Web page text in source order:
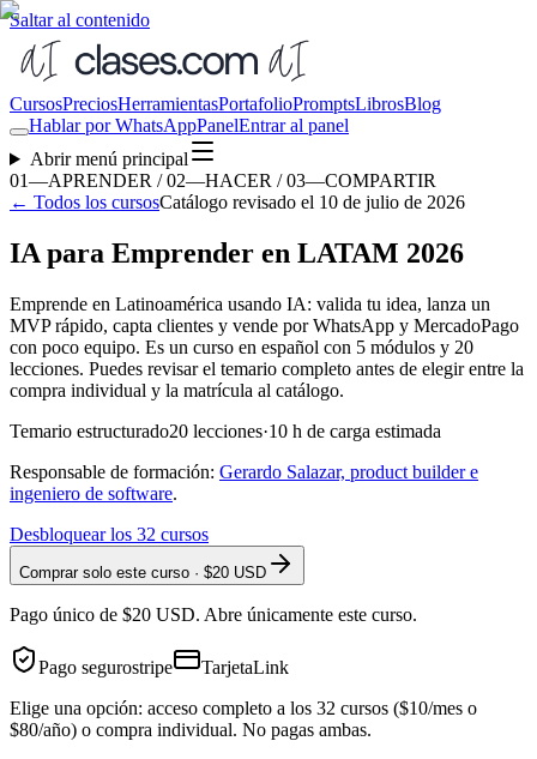
Saltar al contenido
CursosPreciosHerramientasPortafolioPromptsLibrosBlog
Hablar por WhatsAppPanelEntrar al panel
Abrir menú principal
01—APRENDER / 02—HACER / 03—COMPARTIR
← Todos los cursosCatálogo revisado el 10 de julio de 2026
IA para Emprender en LATAM 2026
Emprende en Latinoamérica usando IA: valida tu idea, lanza un
MVP rápido, capta clientes y vende por WhatsApp y MercadoPago
con poco equipo. Es un curso en español con 5 módulos y 20
lecciones. Puedes revisar el temario completo antes de elegir entre la
compra individual y la matrícula al catálogo.
Temario estructurado20 lecciones·10 h de carga estimada
Responsable de formación: Gerardo Salazar, product builder e
ingeniero de software.
Desbloquear los 32 cursos
Comprar solo este curso · $20 USD
Pago único de $20 USD. Abre únicamente este curso.
Pago segurostripe TarjetaLink
Elige una opción: acceso completo a los 32 cursos ($10/mes o
$80/año) o compra individual. No pagas ambas.